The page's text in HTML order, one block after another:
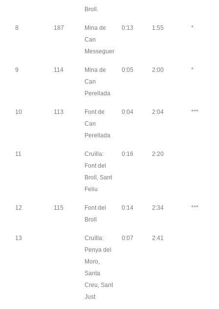
Broll.
8 187
Mina de
Can
Messeguer
0:13 1:55 *
9 114
Mina de
Can
Perellada
0:05 2:00 *
10 113
Font de
Can
Perellada
0:04 2:04 ***
11
Cruïlla:
Font del
Broll, Sant
Feliu
0:16 2:20
12 115
Font del
Broll
0:14 2:34 ***
13
Cruïlla:
Penya del
Moro,
Santa
Creu, Sant
Just
0:07 2:41